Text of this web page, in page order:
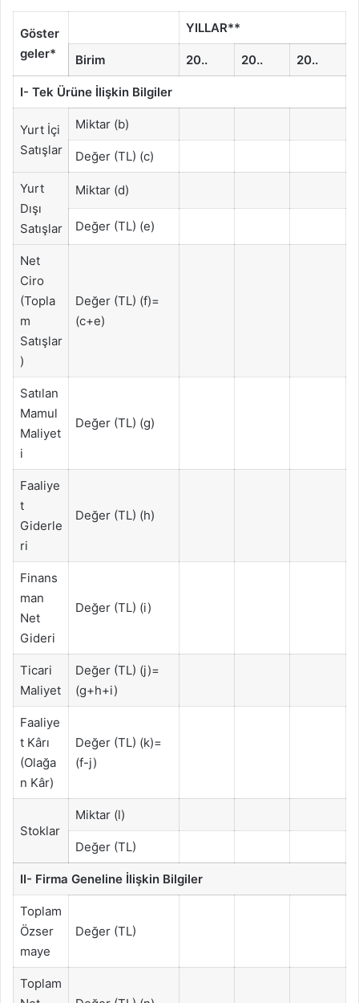
Göster
geler*
YILLAR**
Birim 20.. 20.. 20..
I- Tek Ürüne İlişkin Bilgiler
Yurt İçi
Satışlar
Miktar (b)
Değer (TL) (c)
Yurt
Dışı
Satışlar
Miktar (d)
Değer (TL) (e)
Net
Ciro
(Topla
m
Satışlar
)
Değer (TL) (f)=
(c+e)
Satılan
Mamul
Maliyet
i
Değer (TL) (g)
Faaliye
t
Giderle
ri
Değer (TL) (h)
Finans
man
Net
Gideri
Değer (TL) (i)
Ticari
Maliyet
Değer (TL) (j)=
(g+h+i)
Faaliye
t Kârı
(Olağa
n Kâr)
Değer (TL) (k)=
(f-j)
Stoklar
Miktar (l)
Değer (TL)
II- Firma Geneline İlişkin Bilgiler
Toplam
Özser
maye
Değer (TL)
Toplam